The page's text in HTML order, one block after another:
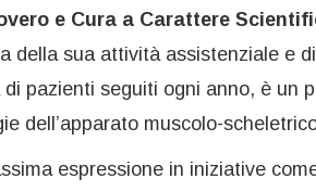
e Cura a Carattere
della sua attività assistenziale e
pazienti seguiti ogni anno, è un
dell’apparato muscolo-
espressione in iniziative